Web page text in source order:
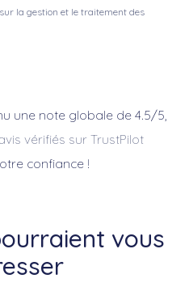
la gestion et le traitement des
une note globale de 4.5/5,
vérifiés sur TrustPilot
confiance !
vous